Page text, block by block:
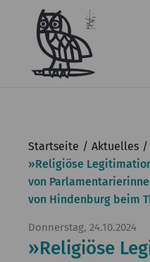
Barrierefrei
Leichte
Sprache
English
Startseite
Aktuelles
»Religiöse
von
von Hindenburg beim
Donnerstag, 24.10.2024
»Religiöse